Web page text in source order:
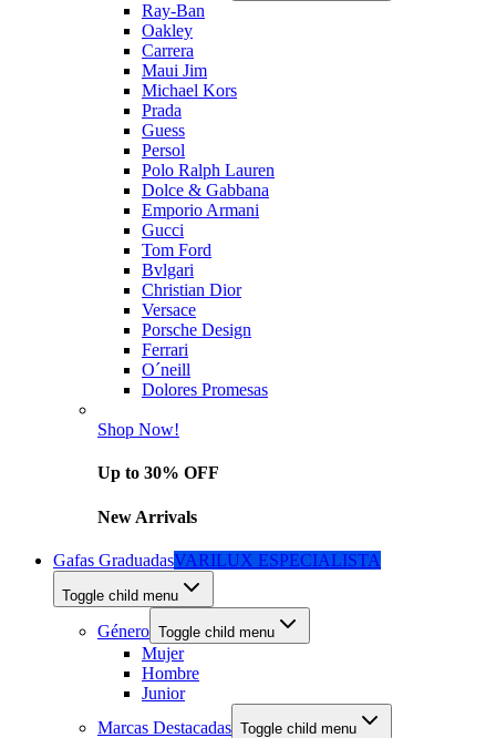
Ray-Ban
Oakley
Carrera
Maui Jim
Michael Kors
Prada
Guess
Persol
Polo Ralph Lauren
Dolce & Gabbana
Emporio Armani
Gucci
Tom Ford
Bvlgari
Christian Dior
Versace
Porsche Design
Ferrari
O´neill
Dolores Promesas
Shop Now!
Up to 30% OFF
New Arrivals
Gafas GraduadasVARILUX ESPECIALISTA
Toggle child menu
Género Toggle child menu
Mujer
Hombre
Junior
Marcas Destacadas Toggle child menu